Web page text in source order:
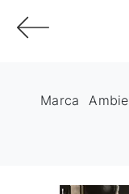
Marca